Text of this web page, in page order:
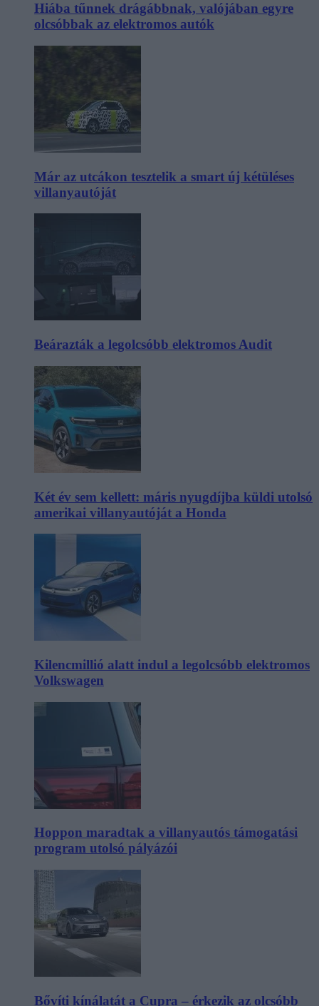
Hiába tűnnek drágábbnak, valójában egyre
olcsóbbak az elektromos autók
Már az utcákon tesztelik a smart új kétüléses
villanyautóját
Beárazták a legolcsóbb elektromos Audit
Két év sem kellett: máris nyugdíjba küldi utolsó
amerikai villanyautóját a Honda
Kilencmillió alatt indul a legolcsóbb elektromos
Volkswagen
Hoppon maradtak a villanyautós támogatási
program utolsó pályázói
Bővíti kínálatát a Cupra – érkezik az olcsóbb